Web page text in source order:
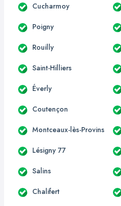
Cucharmoy
Poigny
Rouilly
Saint-Hilliers
Éverly
Coutençon
Montceaux-lès-Provins
Lésigny 77
Salins
Chalifert